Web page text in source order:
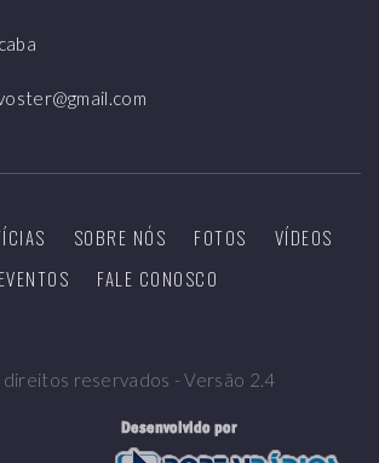
SOBRE NÓS FOTOS
VÍDEOS
EVENTOS
FALE CONOSCO
direitos reservados - Versão 2.4